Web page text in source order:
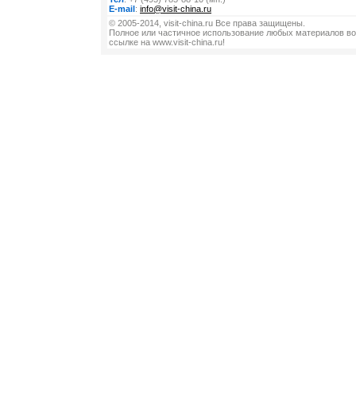
E-mail: info@visit-china.ru
© 2005-2014, visit-china.ru Все права защищены.
Полное или частичное использование любых материалов
ссылке на www.visit-china.ru!